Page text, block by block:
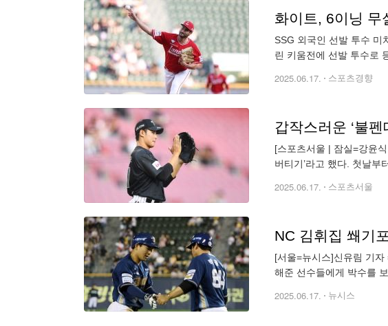
화이트, 6이닝
SSG 외국인 선발 투수 미
린 키움전에 선발 투수로
2025.06.17. 스포츠경향
[스포츠서울 | 잠실=강윤
버티기’라고 했다. 첫날부
2025.06.17. 스포츠서울
NC 김휘집 쐐기
[서울=뉴시스]신유림 기
해준 선수들에게 박수를
2025.06.17. 뉴시스